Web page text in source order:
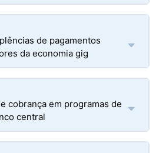
de pagamentos
da economia gig
cobrança em programas de
central